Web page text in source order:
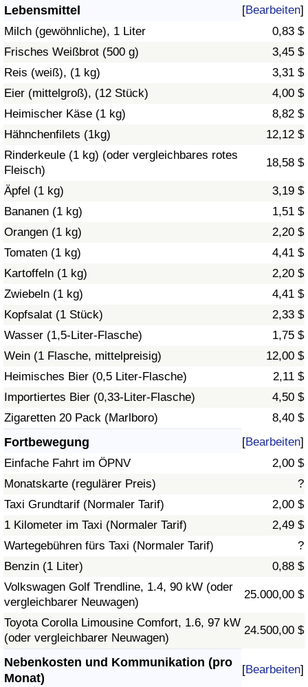
Lebensmittel [Bearbeiten]
Milch (gewöhnliche), 1 Liter
0,83 $
Frisches Weißbrot (500 g)
3,45 $
Reis (weiß), (1 kg)
3,31 $
Eier (mittelgroß), (12 Stück)
4,00 $
Heimischer Käse (1 kg)
8,82 $
Hähnchenfilets (1kg)
12,12 $
Rinderkeule (1 kg) (oder vergleichbares rotes
Fleisch)
18,58 $
Äpfel (1 kg)
3,19 $
Bananen (1 kg)
1,51 $
Orangen (1 kg)
2,20 $
Tomaten (1 kg)
4,41 $
Kartoffeln (1 kg)
2,20 $
Zwiebeln (1 kg)
4,41 $
Kopfsalat (1 Stück)
2,33 $
Wasser (1,5-Liter-Flasche)
1,75 $
Wein (1 Flasche, mittelpreisig)
12,00 $
Heimisches Bier (0,5 Liter-Flasche)
2,11 $
Importiertes Bier (0,33-Liter-Flasche)
4,50 $
Zigaretten 20 Pack (Marlboro)
8,40 $
Fortbewegung [Bearbeiten]
Einfache Fahrt im ÖPNV
2,00 $
Monatskarte (regulärer Preis)
?
Taxi Grundtarif (Normaler Tarif)
2,00 $
1 Kilometer im Taxi (Normaler Tarif)
2,49 $
Wartegebühren fürs Taxi (Normaler Tarif)
?
Benzin (1 Liter)
0,88 $
Volkswagen Golf Trendline, 1.4, 90 kW (oder
vergleichbarer Neuwagen)
25.000,00 $
Toyota Corolla Limousine Comfort, 1.6, 97 kW
(oder vergleichbarer Neuwagen)
24.500,00 $
Nebenkosten und Kommunikation (pro
Monat)
[Bearbeiten]
Gesundheitsversorgung
Gesundheitsversorgungs-Index (aktuell)
Gesundheitsversorgungs-Index
Gesundheitsversorgungs-Index nach Land
Umweltverschmutzung
Verschmutzungsindex
Umweltverschmutzungs-Index nach Land
Verkehr
Verkehrs-Index
Verkehrs-Index (aktuell)
Verkehrs-Index nach Land